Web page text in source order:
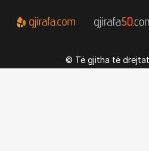
© Të gjitha të